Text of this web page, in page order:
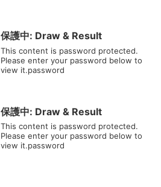
保護中: Draw & Result
This content is password protected.
Please enter your password below to
view it.password
保護中: Draw & Result
This content is password protected.
Please enter your password below to
view it.password